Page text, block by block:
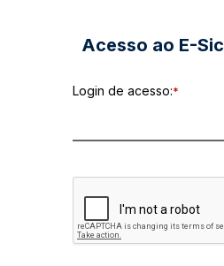
Acesso ao E-Sic
Login de acesso:*